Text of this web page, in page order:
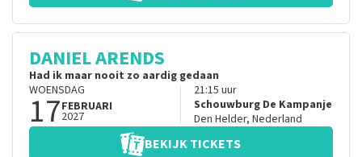
DANIEL ARENDS
Had ik maar nooit zo aardig gedaan
WOENSDAG
17FEBRUARI
2027
21:15 uur
Schouwburg De Kampanje
Den Helder, Nederland
BEKIJK TICKETS